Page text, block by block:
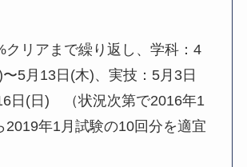
クリアまで繰り返し、学科：4
〜5月13日(木)、実技：5月3日
日(日) （状況次第で2016年1
2019年1月試験の10回分を適宜